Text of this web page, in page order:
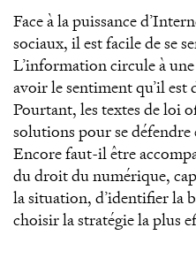
Face à la puissance
sociaux, il est facile de se
L’information circule à
avoir le sentiment qu’il
Pourtant, les textes de loi
solutions pour se
Encore faut-il être
du droit du numérique,
la situation, d’identifier la
choisir la stratégie la plus